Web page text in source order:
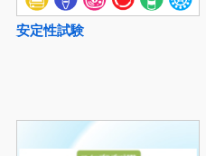
安定性試験